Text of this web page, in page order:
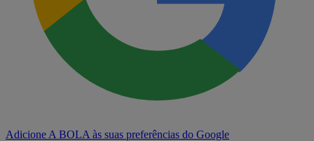
Adicione A BOLA às suas preferências do Google